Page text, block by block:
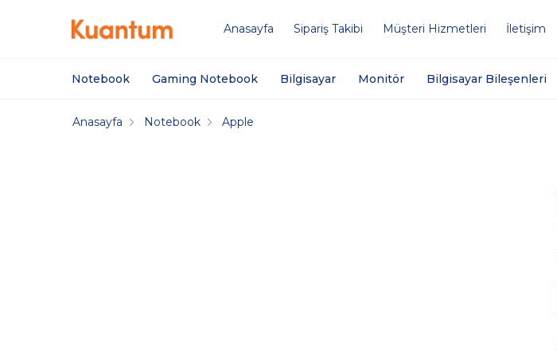
Anasayfa Sipariş Takibi Müşteri Hizmetleri İletişim
Notebook Gaming Notebook Bilgisayar Monitör Bilgisayar Bileşenleri
Anasayfa Notebook Apple